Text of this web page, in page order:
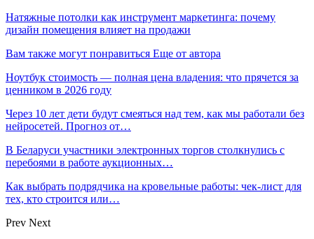
Натяжные потолки как инструмент маркетинга: почему
дизайн помещения влияет на продажи
Вам также могут понравиться Еще от автора
Ноутбук стоимость — полная цена владения: что прячется за
ценником в 2026 году
Через 10 лет дети будут смеяться над тем, как мы работали без
нейросетей. Прогноз от…
В Беларуси участники электронных торгов столкнулись с
перебоями в работе аукционных…
Как выбрать подрядчика на кровельные работы: чек-лист для
тех, кто строится или…
Prev Next